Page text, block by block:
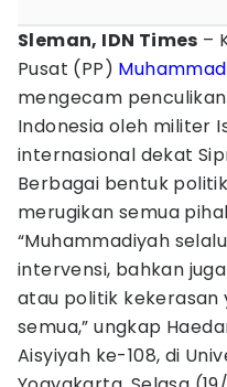
Sleman, IDN Times –
Pusat (PP)
mengecam
Indonesia oleh militer
internasional dekat
Berbagai bentuk
merugikan semua
“Muhammadiyah
intervensi, bahkan
atau politik kekerasan
semua,” ungkap
Aisyiyah ke-108, di